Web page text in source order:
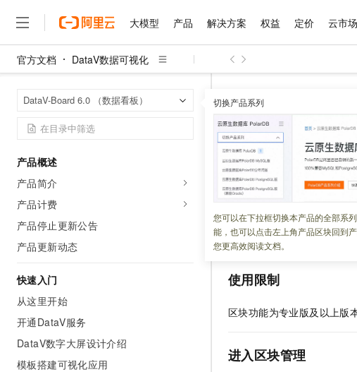
大模型 产品 解决方案 权益 定价 云市场
官方文档 DataV数据可视化
DataV-Board 6.0 （数据看板） 切换产品系列
您可以在下拉框切换本产品的全部系
能，也可以点击左上角产品区块回到
您更高效阅读文档。
产品概述
产品简介
产品计费
产品停止更新公告
产品更新动态
快速入门
从这里开始
开通DataV服务
DataV数字大屏设计介绍
模板搭建可视化应用
管理区块
更新时间： 2025-06-04 09:49:57
区块是基于基础组件封装
默认数据（不含动态数据源
助用户高效完成区块设计与
使用限制
区块功能为专业版及以上版
进入区块管理
大模型
大模型
文本生成
Qwen3.8-Max HOT
智能体时代全能旗舰模型
能看、能想、能动手的多模态智能体模
Qwen3-VL-Plus
产品
精选产品
人工智能与机器学习
容器
存储
网络与CDN
安全
中间件
精选产品
大模型服务平台百炼
大模型服务与应用平台
千问大模型
多元化、高性能、安全可靠的大模型
无影云电脑
随时随地安全接入的云上超级电脑
云解析DNS
云原生大数据计算服务 MaxCompute
解决方案
精选解决方案
AI
大数据
现代化应用
安全
网络
可观测
精选解决方案
千问办公，解锁你的工作新方式
企业级Agent产品，直接交付可用成果
Agency Agents：拥有专属领域专
HappyHorse 打造一站式影视创作平
快速拥有专属 OpenClaw
权益 普惠上云
普惠上云 官方力荐
云服务器38元/年起，超值低价云产品
官方推荐返现计划
推荐新用户得奖励，单订单最高返9万
云工开物
高校专属算力普惠，学生认证享300元
免费试用
解决方案免费试用 新老同享
定价 产品定价
了解云产品的定价详情
云上成本管理
管理和优化成本
云市场 精选商城
网站建设
多端小程序
Salesforce 国际版订阅
友盟天域
观测云
Tuya 物联网平台阿里云版
电子合同
畅捷通
AI空中课堂在线直播课堂（旗舰版）
伙伴 成为销售伙伴
分销伙伴
咨询伙伴
销售伙伴合作计划
Salesforce On Alibaba Cloud
Consulting Partner 合作计划
服务 售前咨询
在线服务
售后服务
自助服务
工单服务
短信专区
了解阿里云 为什么选择阿里云
什么是云计算
技术领先
稳定可靠
安全合规
分析师报告
研究报告与白皮书
天池大赛
AI 算法大赛
入门学习赛